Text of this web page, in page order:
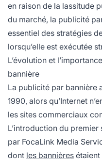
en raison de la lassitude
du marché, la publicité
essentiel des stratégies
lorsqu’elle est exécutée
L’évolution et
bannière
La publicité par bannière
1990, alors qu’Internet
les sites commerciaux
L’introduction du
par FocaLink Media
dont les bannières étaient